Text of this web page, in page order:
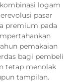
logam
pasar
premium pada
pemakaian
bagi pembeli
tetap menolak
tampilan.